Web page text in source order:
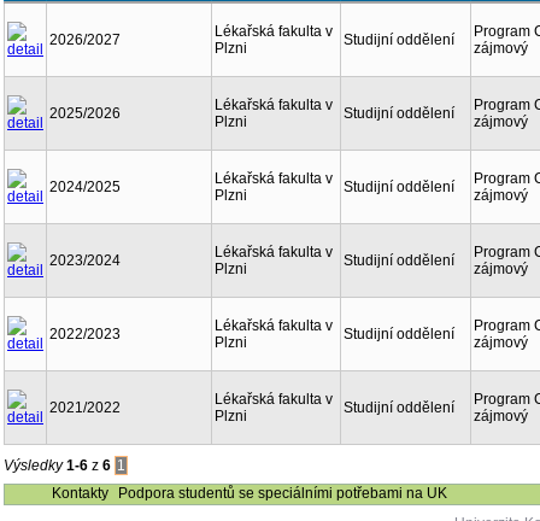
2026/2027
Lékařská fakulta v
Plzni
Studijní oddělení
Program
zájmový
2025/2026
Lékařská fakulta v
Plzni
Studijní oddělení
Program
zájmový
2024/2025
Lékařská fakulta v
Plzni
Studijní oddělení
Program
zájmový
2023/2024
Lékařská fakulta v
Plzni
Studijní oddělení
Program
zájmový
2022/2023
Lékařská fakulta v
Plzni
Studijní oddělení
Program
zájmový
2021/2022
Lékařská fakulta v
Plzni
Studijní oddělení
Program
zájmový
Výsledky1-6 z 6 1
Kontakty
Podpora studentů se speciálními potřebami na UK